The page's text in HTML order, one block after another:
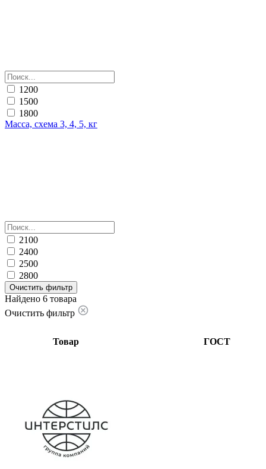
1200
1500
1800
Масса, схема 3, 4, 5, кг
2100
2400
2500
2800
Очистить фильтр
Найдено 6 товара
Очистить фильтр
Товар ГОСТ